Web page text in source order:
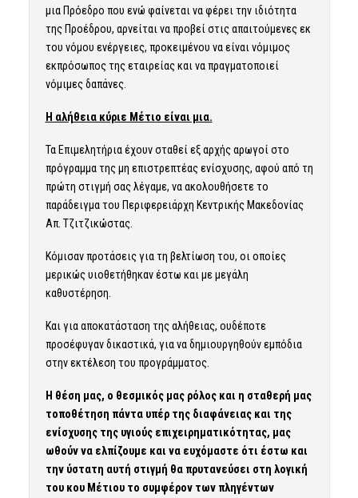
μια Πρόεδρο που ενώ φαίνεται να φέρει την ιδιότητα
της Προέδρου, αρνείται να προβεί στις απαιτούμενες εκ
του νόμου ενέργειες, προκειμένου να είναι νόμιμος
εκπρόσωπος της εταιρείας και να πραγματοποιεί
νόμιμες δαπάνες.
Η αλήθεια κύριε Μέτιο είναι μια.
Τα Επιμελητήρια έχουν σταθεί εξ αρχής αρωγοί στο
πρόγραμμα της μη επιστρεπτέας ενίσχυσης, αφού από τη
πρώτη στιγμή σας λέγαμε, να ακολουθήσετε το
παράδειγμα του Περιφερειάρχη Κεντρικής Μακεδονίας
Απ. Τζιτζικώστας.
Κόμισαν προτάσεις για τη βελτίωση του, οι οποίες
μερικώς υιοθετήθηκαν έστω και με μεγάλη
καθυστέρηση.
Και για αποκατάσταση της αλήθειας, ουδέποτε
προσέφυγαν δικαστικά, για να δημιουργηθούν εμπόδια
στην εκτέλεση του προγράμματος.
Η θέση μας, ο θεσμικός μας ρόλος και η σταθερή μας
τοποθέτηση πάντα υπέρ της διαφάνειας και της
ενίσχυσης της υγιούς επιχειρηματικότητας, μας
ωθούν να ελπίζουμε και να ευχόμαστε ότι έστω και
την ύστατη αυτή στιγμή θα πρυτανεύσει στη λογική
του κου Μέτιου το συμφέρον των πληγέντων